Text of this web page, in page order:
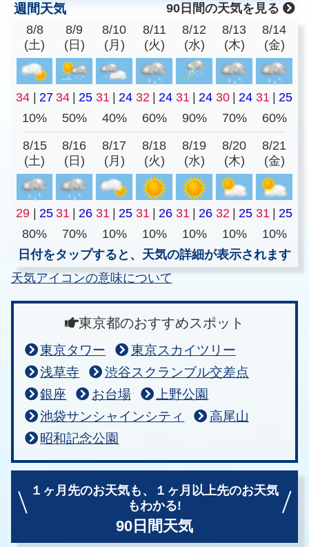
週間天気
90日間の天気を見る
8/8
(土)
8/9
(日)
8/10
(月)
8/11
(火)
8/12
(水)
8/13
(木)
8/14
(金)
34 | 27 34 | 25 31 | 24 32 | 24 31 | 24 30 | 24 31 | 25
10%
50% 40% 60% 90% 70% 60%
8/15
(土)
8/16
(日)
8/17
(月)
8/18
(火)
8/19
(水)
8/20
(木)
8/21
(金)
29 25 31 26 31 25 31 26 31 26 32 25 31
25
80%
70% 10% 10% 10% 10%
10%
日付をタップすると、天気の詳細が表示されます
天気アイコンの意味について
東京都のおすすめスポット
東京タワー
東京スカイツリー
浅草寺
渋谷スクランブル交差点
銀座
お台場
上野公園
池袋サンシャインシティ
高尾山
昭和記念公園
１ヶ月先のお天気も、
１ヶ月以上先のお天気
もわかる!
90日間天気